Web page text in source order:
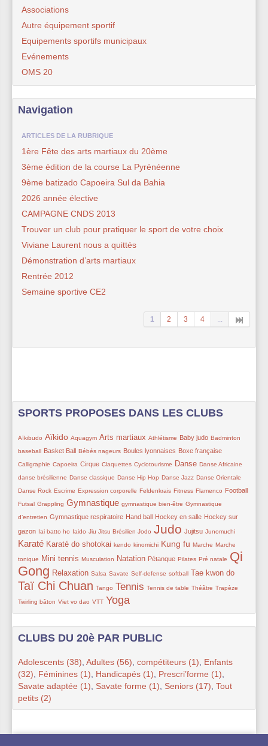
Associations
Autre équipement sportif
Equipements sportifs municipaux
Evénements
OMS 20
Navigation
ARTICLES DE LA RUBRIQUE
1ère Fête des arts martiaux du 20ème
3ème édition de la course La Pyrénéenne
9ème batizado Capoeira Sul da Bahia
2026 année élective
CAMPAGNE CNDS 2013
Trouver un club pour pratiquer le sport de votre choix
Viviane Laurent nous a quittés
Démonstration d’arts martiaux
Rentrée 2012
Semaine sportive CE2
1 2 3 4 ...
SPORTS PROPOSES DANS LES CLUBS
37/373
Aïkibudo
174/373Aïkido
35/373 Aquagym
152/373 Arts martiaux
11/373 Athlétisme
114/373 Baby judo
37/373 Badminton
11/373
baseball
105/373Basket Ball
16/373 Bébés nageurs
108/373 Boules lyonnaises
81/373 Boxe française
34/373
Calligraphie
73/373 Capoeira
114/373 Cirque
9/373 Claquettes
50/373 Cyclotourisme
140/373 Danse
46/373 Danse Africaine
37/373
danse brésilienne
54/373 Danse classique
25/373 Danse Hip Hop
9/373 Danse Jazz
9/373 Danse Orientale
9/373
Danse Rock
34/373 Escrime
54/373 Expression corporelle
10/373 Feldenkrais
9/373 Fitness
9/373 Flamenco
123/373 Football
9/373
Futsal
10/373Grappling
223/373 Gymnastique
9/373 gymnastique bien-être
54/373
Gymnastique
d’entretien
87/373 Gymnastique respiratoire
114/373 Hand ball
81/373 Hockey en salle
81/373
Hockey sur
gazon
9/373Iai batto ho
79/373 Iaido
10/373 Jiu Jitsu Brésilien
27/373 Jodo
324/373 Judo
117/373 Jujitsu
34/373 Junomuchi
206/373
Karaté
142/373Karaté do shotokai
34/373 kendo
34/373 kinomichi
190/373 Kung fu
50/373 Marche
9/373 Marche
tonique
149/373Mini tennis
53/373 Musculation
162/373 Natation
101/373 Pétanque
56/373 Pilates
16/373 Pré natale
373/373
Qi
Gong
141/373 Relaxation
9/373 Salsa
27/373 Savate
70/373 Self-defense
11/373 softball
158/373 Tae kwon do
299/373
Taï Chi Chuan
9/373 Tango
243/373 Tennis
34/373 Tennis de table
54/373 Théâtre
9/373 Trapèze
9/373
Twirling bâton
45/373 Viet vo dao
50/373 VTT
266/373 Yoga
CLUBS DU 20è PAR PUBLIC
Adolescents (38), Adultes (56), compétiteurs (1), Enfants
(32), Féminines (1), Handicapés (1), Prescri’forme (1),
Savate adaptée (1), Savate forme (1), Seniors (17), Tout
petits (2)